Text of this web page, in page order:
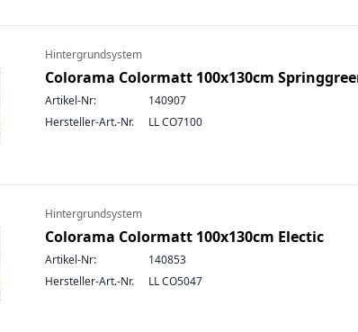
Hintergrundsystem
Colorama Colormatt 100x130cm
Artikel-Nr:
140907
Hersteller-Art.-Nr.
LL CO7100
Hintergrundsystem
Colorama Colormatt 100x130cm Electic
Artikel-Nr:
140853
Hersteller-Art.-Nr.
LL CO5047